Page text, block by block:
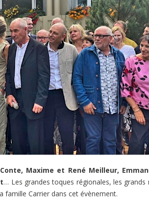
Maxime et René Meilleur,
… Les grandes toques régionales, les
famille Carrier dans cet évènement.